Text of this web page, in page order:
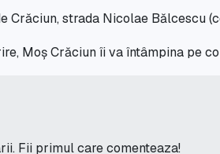
Crăciun, strada Nicolae Bălcescu
Moș Crăciun îi va întâmpina pe
Fii primul care comenteaza!